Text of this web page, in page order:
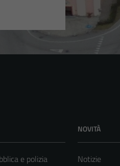
e polizia
NOVITÀ
Notizie